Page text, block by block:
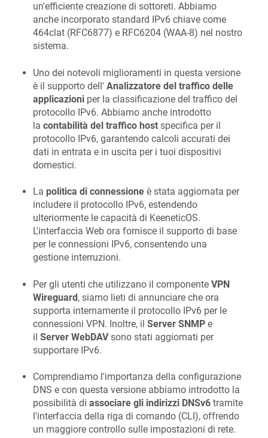
un'efficiente creazione di sottoreti. Abbiamo
anche incorporato standard IPv6 chiave come
464clat (RFC6877) e RFC6204 (WAA-8) nel nostro
sistema.
Uno dei notevoli miglioramenti in questa versione
è il supporto dell' Analizzatore del traffico delle
applicazioni per la classificazione del traffico del
protocollo IPv6. Abbiamo anche introdotto
la contabilità del traffico host specifica per il
protocollo IPv6, garantendo calcoli accurati dei
dati in entrata e in uscita per i tuoi dispositivi
domestici.
La politica di connessione è stata aggiornata per
includere il protocollo IPv6, estendendo
ulteriormente le capacità di KeeneticOS.
L'interfaccia Web ora fornisce il supporto di base
per le connessioni IPv6, consentendo una
gestione interruzioni.
Per gli utenti che utilizzano il componente VPN
Wireguard, siamo lieti di annunciare che ora
supporta internamente il protocollo IPv6 per le
connessioni VPN. Inoltre, il Server SNMP e
il Server WebDAVsono stati aggiornati per
supportare IPv6.
Comprendiamo l'importanza della configurazione
DNS e con questa versione abbiamo introdotto la
possibilità di associare gli indirizzi DNSv6 tramite
l'interfaccia della riga di comando (CLI), offrendo
un maggiore controllo sulle impostazioni di rete.